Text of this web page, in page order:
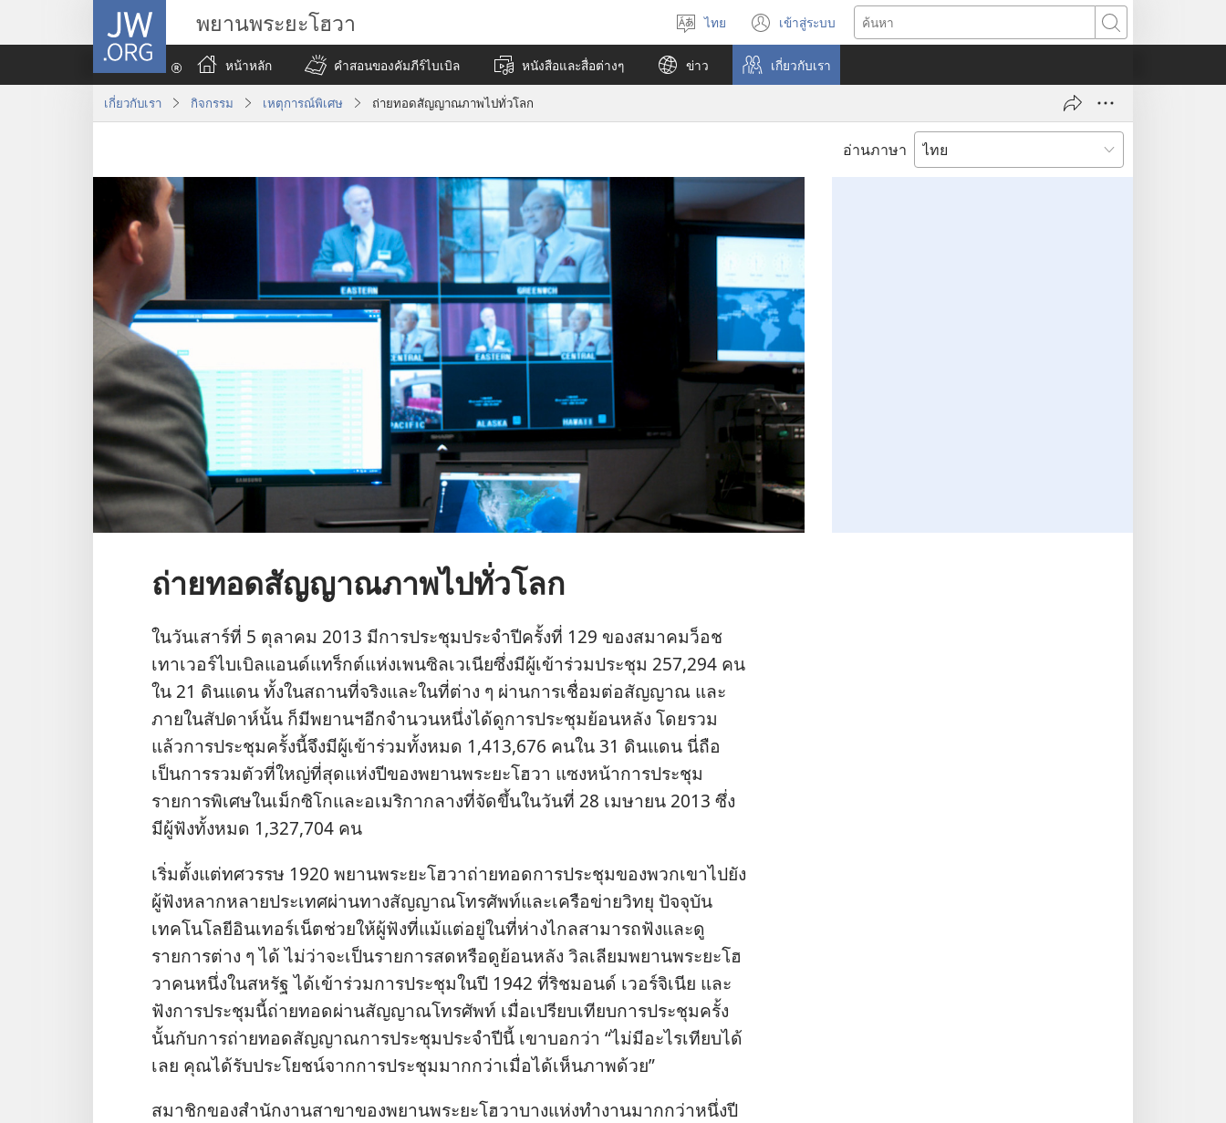
JW.ORG พยานพระยะโฮวา
เลือก
ภาษา
ไทย เข้าสู่ระบบ
(เปิด
หน้าต่าง
ใหม่)
ค้นหา
หน้าหลัก
คำสอนของคัมภีร์ไบเบิล หนังสือและสื่อต่างๆ ข่าว เกี่ยว​กับ​เรา
เกี่ยว​กับ​เรา กิจกรรม เหตุการณ์พิเศษ ถ่ายทอดสัญญาณภาพไปทั่วโลก
อ่านภาษา
ถ่ายทอดสัญญาณภาพไปทั่วโลก
ใน​วัน​เสาร์​ที่ 5 ตุลาคม 2013 มี​การ​ประชุม​ประจำ​ปี​ครั้ง​ที่ 129 ของ​สมาคม​ว็อช
เทาเวอร์​ไบเบิล​แอนด์​แทร็กต์​แห่ง​เพนซิลเวเนีย​ซึ่ง​มี​ผู้​เข้า​ร่วม​ประชุม 257,294 คน​
ใน 21 ดินแดน ทั้ง​ใน​สถาน​ที่​จริง​และ​ใน​ที่​ต่าง ๆ ผ่าน​การ​เชื่อม​ต่อ​สัญญาณ และ​
ภาย​ใน​สัปดาห์​นั้น ก็​มี​พยาน​ฯ​อีก​จำนวน​หนึ่ง​ได้​ดู​การ​ประชุม​ย้อน​หลัง โดย​รวม​
แล้ว​การ​ประชุม​ครั้ง​นี้​จึง​มี​ผู้​เข้า​ร่วม​ทั้ง​หมด 1,413,676 คน​ใน 31 ดินแดน นี่​ถือ​
เป็น​การ​รวม​ตัว​ที่​ใหญ่​ที่​สุด​แห่ง​ปี​ของ​พยาน​พระ​ยะโฮวา แซง​หน้า​การ​ประชุม​
รายการ​พิเศษ​ใน​เม็กซิโก​และ​อเมริกา​กลาง​ที่​จัด​ขึ้น​ใน​วัน​ที่ 28 เมษายน 2013 ซึ่ง​
มี​ผู้​ฟัง​ทั้ง​หมด 1,327,704 คน
เริ่ม​ตั้ง​แต่​ทศวรรษ 1920 พยาน​พระ​ยะโฮวา​ถ่ายทอด​การ​ประชุม​ของ​พวก​เขา​ไป​ยัง​
ผู้​ฟัง​หลาก​หลาย​ประเทศ​ผ่าน​ทาง​สัญญาณ​โทรศัพท์​และ​เครือข่าย​วิทยุ ปัจจุบัน​
เทคโนโลยี​อินเทอร์เน็ต​ช่วย​ให้​ผู้​ฟัง​ที่​แม้​แต่​อยู่​ใน​ที่​ห่าง​ไกล​สามารถ​ฟัง​และ​ดู​
รายการ​ต่าง ๆ ได้ ไม่​ว่า​จะ​เป็น​รายการ​สด​หรือ​ดู​ย้อน​หลัง วิลเลียม​พยาน​พระ​ยะโฮ
วา​คน​หนึ่ง​ใน​สหรัฐ ได้​เข้า​ร่วม​การ​ประชุม​ใน​ปี 1942 ที่​ริชมอนด์ เวอร์จิเนีย และ​
ฟัง​การ​ประชุม​นี้​ถ่ายทอด​ผ่าน​สัญญาณ​โทรศัพท์ เมื่อ​เปรียบ​เทียบ​การ​ประชุม​ครั้ง​
นั้น​กับ​การ​ถ่ายทอด​สัญญาณ​การ​ประชุม​ประจำ​ปี​นี้ เขา​บอก​ว่า “ไม่​มี​อะไร​เทียบ​ได้​
เลย คุณ​ได้​รับ​ประโยชน์​จาก​การ​ประชุม​มาก​กว่า​เมื่อ​ได้​เห็น​ภาพ​ด้วย”
สมาชิก​ของ​สำนักงาน​สาขา​ของ​พยาน​พระ​ยะโฮวา​บาง​แห่ง​ทำ​งาน​มาก​กว่า​หนึ่ง​ปี​